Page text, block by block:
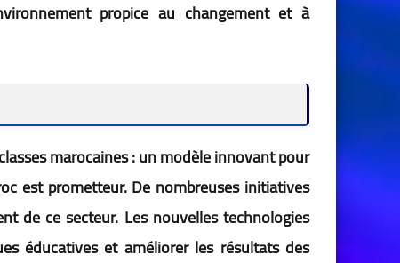
propice au changement et à
marocaines : un modèle innovant pour
est prometteur. De nombreuses initiatives
de ce secteur. Les nouvelles technologies
éducatives et améliorer les résultats des